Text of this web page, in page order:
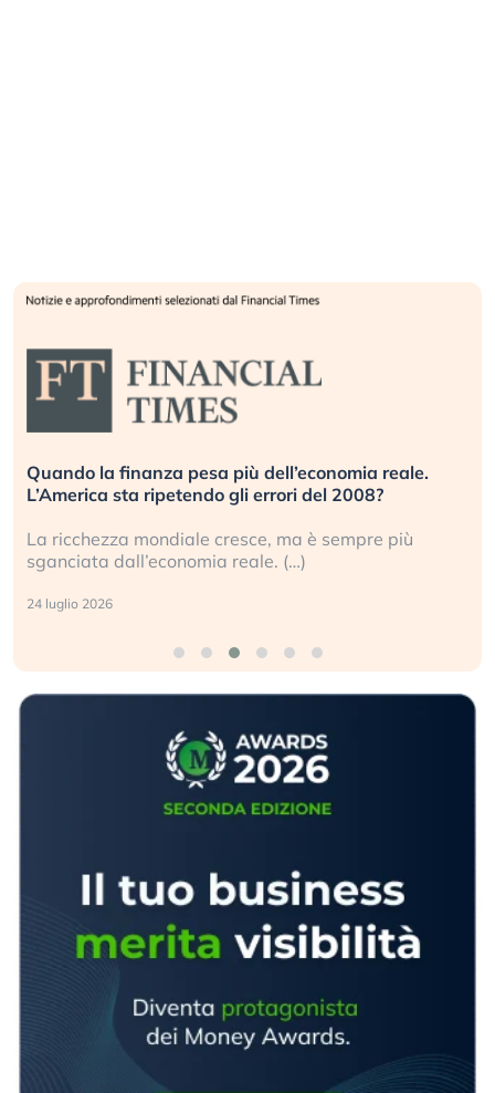
reale.
del 2008?
è sempre più
Russia e Cina pronti a spegnere
investitori stanno sottovalutando
Gli investitori tech continuano a
geopolitico: il (…)